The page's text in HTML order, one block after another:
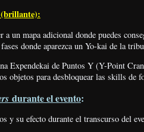
(brillante):
a un mapa adicional donde puedes
donde aparezca un Yo-kai de la
Expendekai de Puntos Y (Y-Point
objetos para desbloquear las skills de
durante el evento:
y su efecto durante el transcurso del